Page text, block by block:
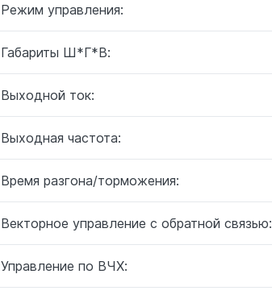
Режим управления:
Габариты Ш*Г*В:
Выходной ток:
Выходная частота:
Время разгона/торможения:
Векторное управление с обратной связью:
Управление по ВЧХ: